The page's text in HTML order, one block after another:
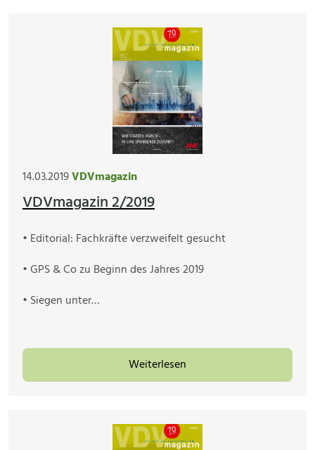
14.03.2019VDVmagazin
VDVmagazin 2/2019
• Editorial: Fachkräfte verzweifelt gesucht
• GPS & Co zu Beginn des Jahres 2019
• Siegen unter…
Weiterlesen